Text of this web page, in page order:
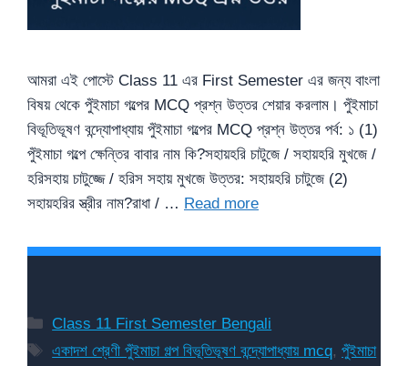
আমরা এই পোস্টে Class 11 এর First Semester এর জন্য বাংলা
বিষয় থেকে পুঁইমাচা গল্পের MCQ প্রশ্ন উত্তর শেয়ার করলাম। পুঁইমাচা
বিভূতিভূষণ বন্দ্যোপাধ্যায় পুঁইমাচা গল্পের MCQ প্রশ্ন উত্তর পর্ব: ১ (1)
পুঁইমাচা গল্পে ক্ষেন্তির বাবার নাম কি?সহায়হরি চাটুজে / সহায়হরি মুখজে /
হরিসহায় চাটুজ্জে / হরিস সহায় মুখজে উত্তর: সহায়হরি চাটুজে (2)
সহায়হরির স্ত্রীর নাম?রাধা / … Read more
Categories
Class 11 First Semester Bengali
Tags
একাদশ শ্রেণী পুঁইমাচা গল্প বিভূতিভূষণ বন্দ্যোপাধ্যায় mcq,পুঁইমাচা